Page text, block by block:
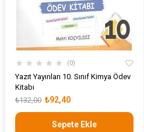
★ ★ ★ ★ ★ 0
Yazıt Yayınları 10. Sınıf Kimya Ödev
Kitabı
₺92,40
₺132,00
Sepete Ekle